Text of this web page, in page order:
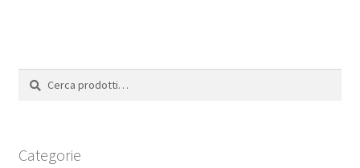
Cerca:
Cerca
Categorie